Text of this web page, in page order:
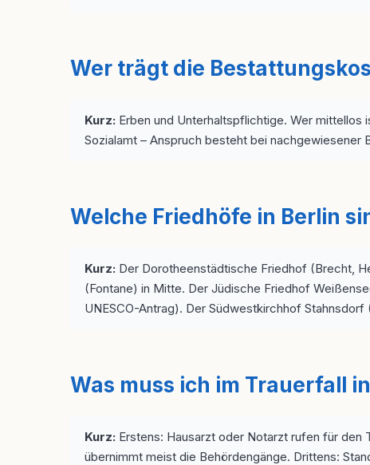
Wer trägt die
Kurz: Erben und Unterhaltspflichtige. Wer mittellos
Sozialamt – Anspruch besteht bei
Welche Friedhöfe in Berlin
Kurz: Der Dorotheenstädtische Friedhof (Brecht,
(Fontane) in Mitte. Der Jüdische Friedhof
UNESCO-Antrag). Der Südwestkirchhof
Was muss ich im Trauerfall
Kurz: Erstens: Hausarzt oder Notarzt rufen für
übernimmt meist die Behördengänge. Drittens: